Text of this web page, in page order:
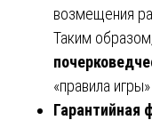
возмещения
Таким образом,
«правила
Гарантийная